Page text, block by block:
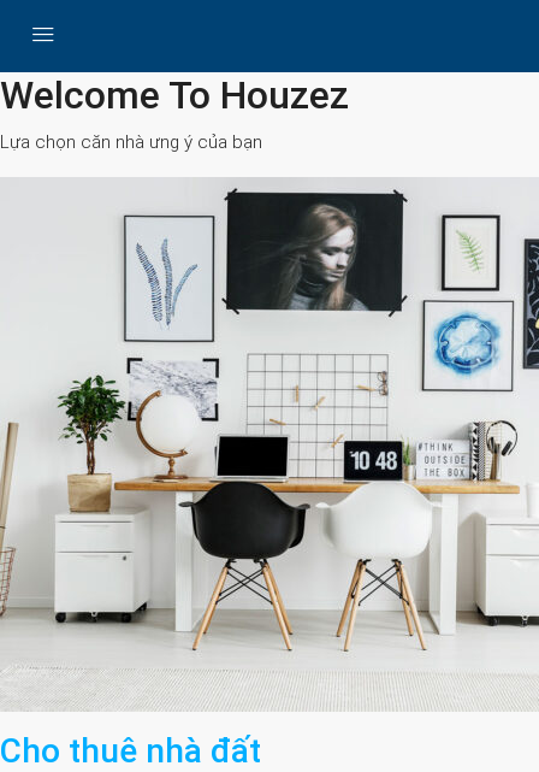
Search
Welcome To Houzez
Lựa chọn căn nhà ưng ý của bạn
Cho thuê nhà đất